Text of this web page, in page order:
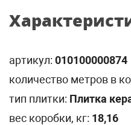
артикул: 010100000874
количество метров в
тип плитки: Плитка
вес коробки, кг: 18,16